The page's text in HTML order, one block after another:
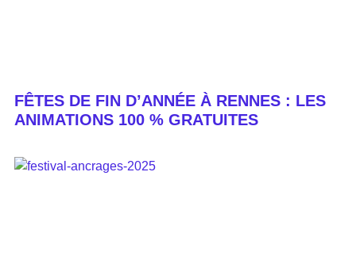
FÊTES DE FIN D’ANNÉE À RENNES : LES
ANIMATIONS 100 % GRATUITES